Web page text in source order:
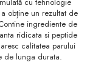
obține un rezultat de
ingrediente de
ridicata si peptide
calitatea parului
de lunga durata.